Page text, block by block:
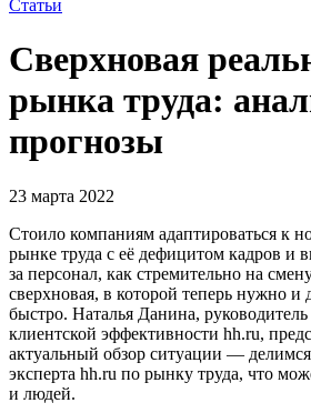
Статьи
Сверхновая
рынка труда:
прогнозы
23 марта 2022
Стоило компаниям адаптироваться к
рынке труда с её дефицитом кадров и
за персонал, как стремительно на
сверхновая, в которой теперь нужно и
быстро. Наталья Данина,
клиентской эффективности hh.ru,
актуальный обзор ситуации —
эксперта hh.ru по рынку труда, что
и людей.